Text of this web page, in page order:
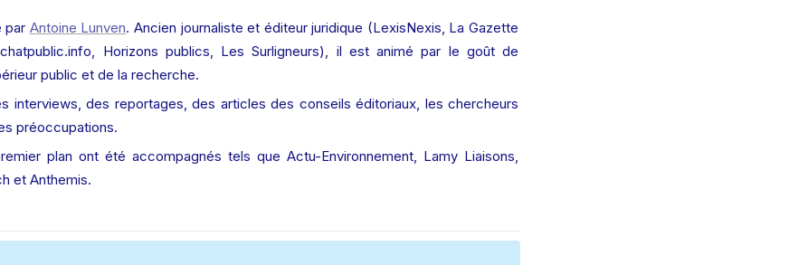
par Antoine Lunven. Ancien journaliste et éditeur juridique (LexisNexis, La Gazette
Horizons publics, Les Surligneurs), il est animé par le goût de
public et de la recherche.
interviews, des reportages, des articles des conseils éditoriaux, les chercheurs
préoccupations.
plan ont été accompagnés tels que Actu-Environnement, Lamy Liaisons,
et Anthemis.